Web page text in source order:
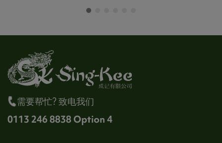
需要帮忙? 致电我们
0113 246 8838 Option 4